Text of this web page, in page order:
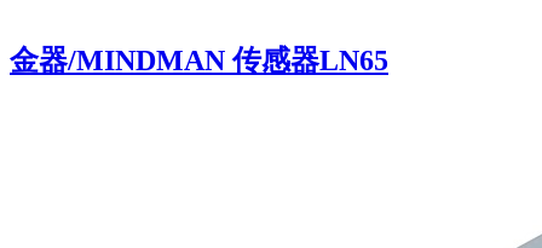
金器/MINDMAN 传感器LN65